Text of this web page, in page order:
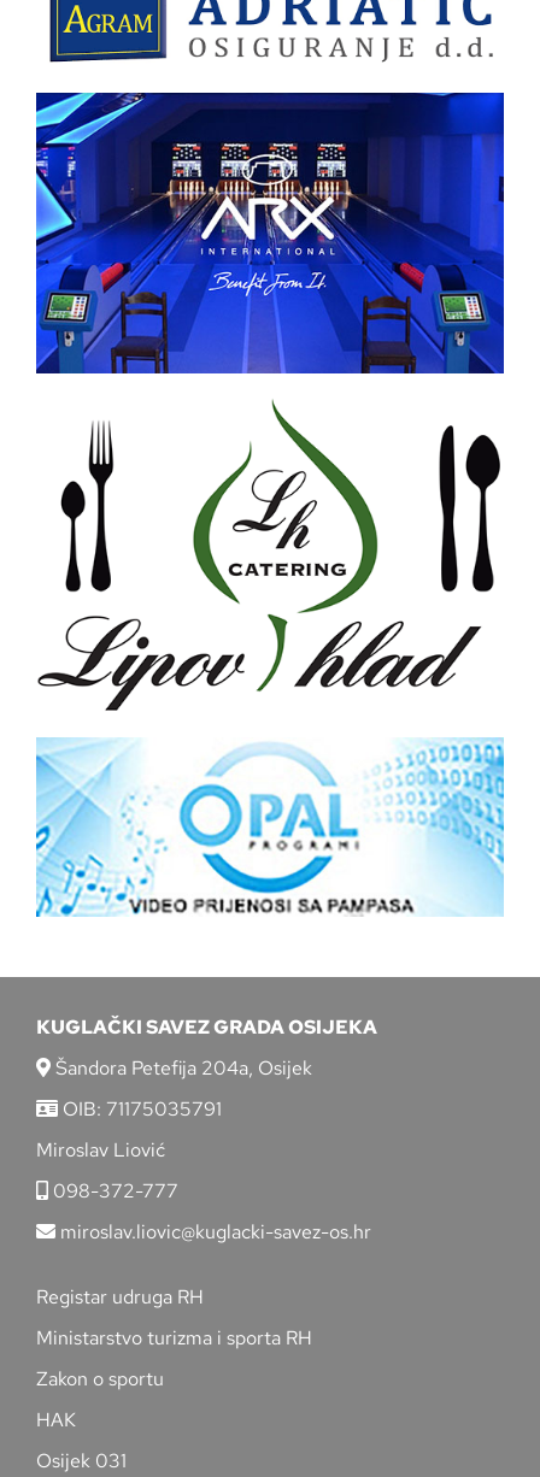
KUGLAČKI SAVEZ GRADA OSIJEKA
Šandora Petefija 204a, Osijek
OIB: 71175035791
Miroslav Liović
098-372-777
miroslav.liovic@kuglacki-savez-os.hr
Registar udruga RH
Ministarstvo turizma i sporta RH
Zakon o sportu
HAK
Osijek 031